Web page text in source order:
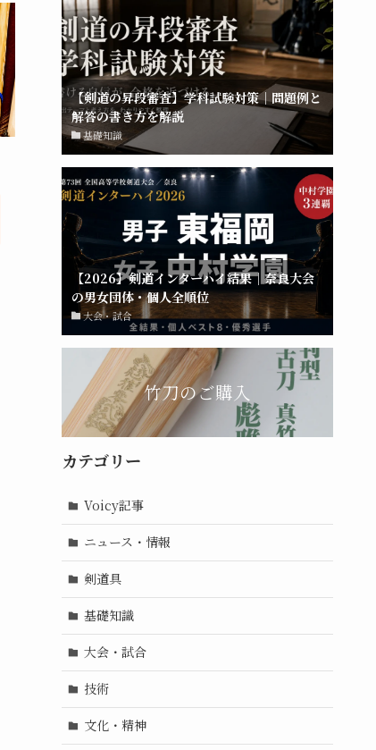
【剣道の昇段審査】学科試験対策｜問題例と
解答の書き方を解説
基礎知識
【2026】剣道インターハイ結果｜奈良大会
の男女団体・個人全順位
大会・試合
竹刀のご購入
カテゴリー
Voicy記事
ニュース・情報
剣道具
基礎知識
大会・試合
技術
文化・精神